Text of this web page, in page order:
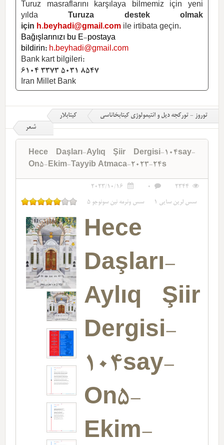
Turuz masraflarını karşılaya bilmemiz için yeni
yılda
Turuza destek olmak
için h.beyhadi@gmail.com ile irtibata geçin.
Bağışlarınızı bu E-postaya
bildirin: h.beyhadi@gmail.com
Bank kart bilgileri:
6104 3373 5031 8547
Iran Millet Bank
توروز - تورکجه دیل و ائتیمولوژی کیتابخاناسی
کیتابلار
شعر
Hece Daşları-Aylıq Şiir Dergisi-104say-
On5-Ekim-Tayyib Atmaca-2023-24s
2344
0
2023/10/16
سس لرین سایی 1 سس وئرمه نین سونوجو 5
Hece
Daşları-
Aylıq Şiir
Dergisi-
104say-
On5-
Ekim-